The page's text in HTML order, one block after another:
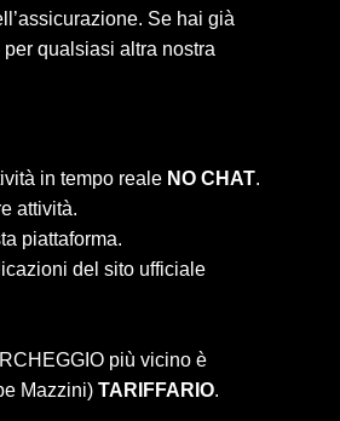
Se hai già
qualsiasi altra nostra
in tempo reale NO CHAT.
attività.
piattaforma.
del sito ufficiale
più vicino è
Mazzini) TARIFFARIO.